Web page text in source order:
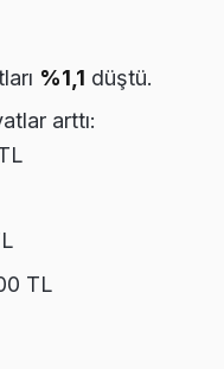
%1,1 düştü.
arttı:
TL